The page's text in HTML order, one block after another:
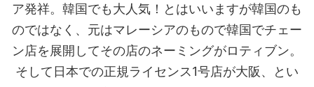
ア発祥。韓国でも大人気！とはいいますが韓国のも
のではなく、元はマレーシアのもので韓国でチェー
ン店を展開してその店のネーミングがロティブン。
そして日本での正規ライセンス1号店が大阪、とい